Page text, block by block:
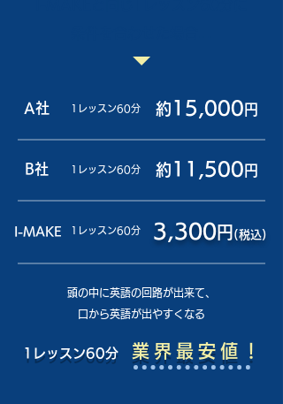
A社 1レッスン60分 約 15,000 円
B社 1レッスン60分 約 11,500 円
I-MAKE 1レッスン60分 3,300円 (税込)
​頭の中に英語の回路が出来て、
口から英語が出やすくなる
1レッスン60分 業界最安値 ！